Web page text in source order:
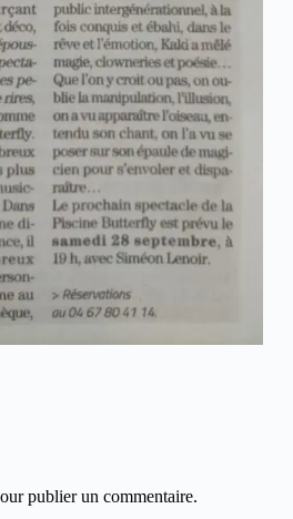
publier un commentaire.